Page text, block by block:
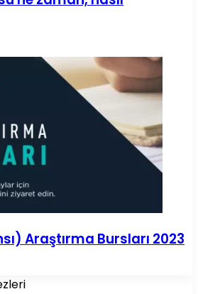
Araştırma Bursları 2023